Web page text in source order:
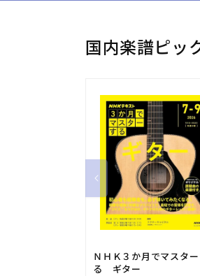
国内楽譜ピッ
ＮＨＫ３か月でマスタ
る ギター